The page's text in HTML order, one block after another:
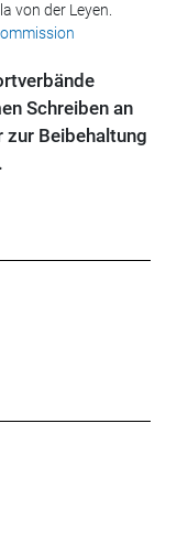
von der Leyen.
Schreiben an
Beibehaltung